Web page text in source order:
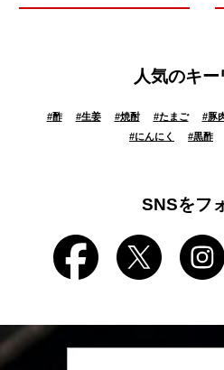
人気のキ
#酢 #生姜 #焼酎 #たまご #豚
#にんにく #黒酢
SNSをフ